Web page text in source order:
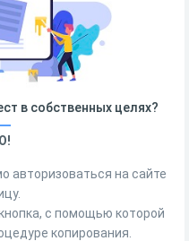
в собственных целях?
авторизоваться на сайте
с помощью которой
копирования.